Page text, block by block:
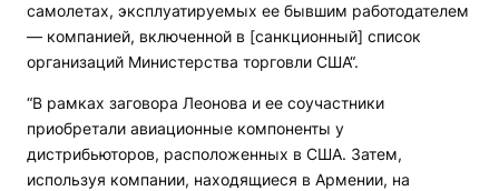
самолетах, эксплуатируемых ее бывшим работодателем
— компанией, включенной в [санкционный] список
организаций Министерства торговли США“.
“В рамках заговора Леонова и ее соучастники
приобретали авиационные компоненты у
дистрибьюторов, расположенных в США. Затем,
используя компании, находящиеся в Армении, на